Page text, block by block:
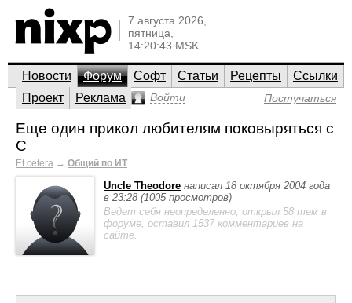
7 августа 2026,
пятница,
14:20:43 MSK
Новости Форум Софт Статьи Рецепты
Ссылки
Проект
Реклама Войти Постучаться
Еще один прикол любителям поковыряться с
С
Et cetera → Общий по ИТ
Uncle Theodore написал 18 октября 2004 года
в 23:28 (1005 просмотров)
Ведет себя неопределенно; открыл 58 тем в
форуме, оставил 1537 комментариев на
сайте.